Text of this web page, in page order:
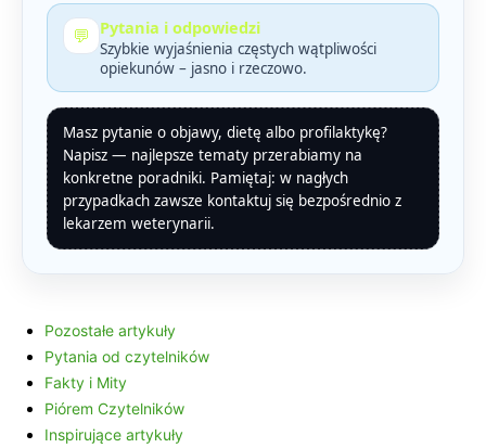
💬 Pytania i odpowiedzi
Szybkie wyjaśnienia częstych wątpliwości
opiekunów – jasno i rzeczowo.
Masz pytanie o objawy, dietę albo profilaktykę?
Napisz — najlepsze tematy przerabiamy na
konkretne poradniki. Pamiętaj: w nagłych
przypadkach zawsze kontaktuj się bezpośrednio z
lekarzem weterynarii.
Pozostałe artykuły
Pytania od czytelników
Fakty i Mity
Piórem Czytelników
Inspirujące artykuły